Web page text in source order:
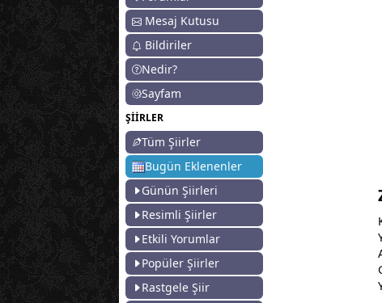
Mesaj Kutusu
Bildiriler
Nedir?
Sayfam
ŞİİRLER
Tüm Şiirler
Bugün Eklenenler
Günün Şiirleri
Resimli Şiirler
Etkili Yorumlar
Popüler Şiirler
Rastgele Şiir